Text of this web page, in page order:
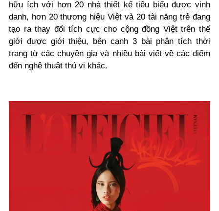
hữu ích với hơn 20 nhà thiết kế tiêu biểu được vinh
danh, hơn 20 thương hiệu Việt và 20 tài năng trẻ đang
tạo ra thay đổi tích cực cho cộng đồng Việt trên thế
giới được giới thiệu, bên cạnh 3 bài phân tích thời
trang từ các chuyên gia và nhiều bài viết về các điểm
đến nghệ thuật thú vị khác.